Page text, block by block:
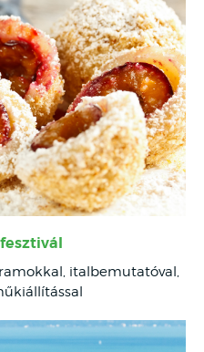
italbemutatóval,